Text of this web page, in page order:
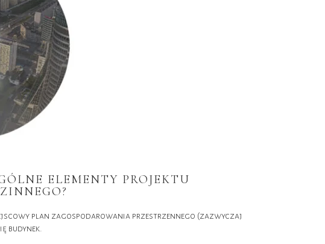
ELEMENTY PROJEKTU
plan zagospodarowania przestrzennego (zazwyczaj
budynek.